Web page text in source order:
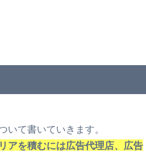
て書いていきます。
アを積むには広告代理店、広告